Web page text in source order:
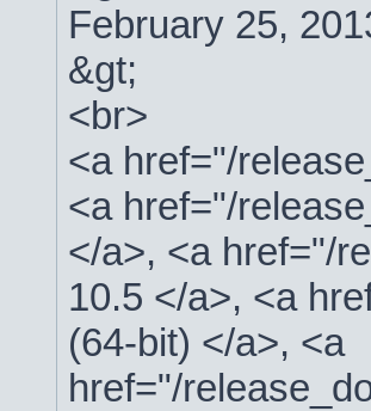
February 25,
&gt;
<br>
<a href="/
<a href="/
</a>, <a href="/
10.5 </a>, <a
(64-bit) </a>, <a
href="/